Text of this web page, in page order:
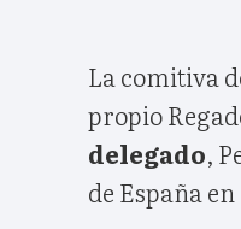
La comitiva
propio
delegado,
de España